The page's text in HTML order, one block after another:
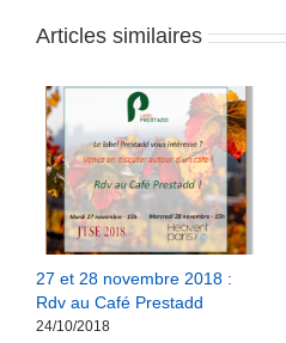
Articles similaires
27 et 28 novembre 2018 :
Rdv au Café Prestadd
24/10/2018